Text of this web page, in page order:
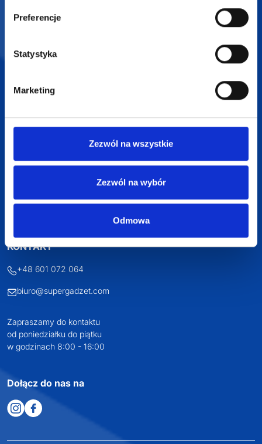
Preferencje
Statystyka
Marketing
Zezwól na wszystkie
Zezwól na wybór
Odmowa
Profesjonalne doradztwo
Szeroka oferta produktów
SUPERGADŻET.com
Osiecza Pierwsza 29
KONTAKT
+48 601 072 064
biuro@supergadzet.com
Zapraszamy do kontaktu
od poniedziałku do piątku
w godzinach 8:00 - 16:00
Dołącz do nas na